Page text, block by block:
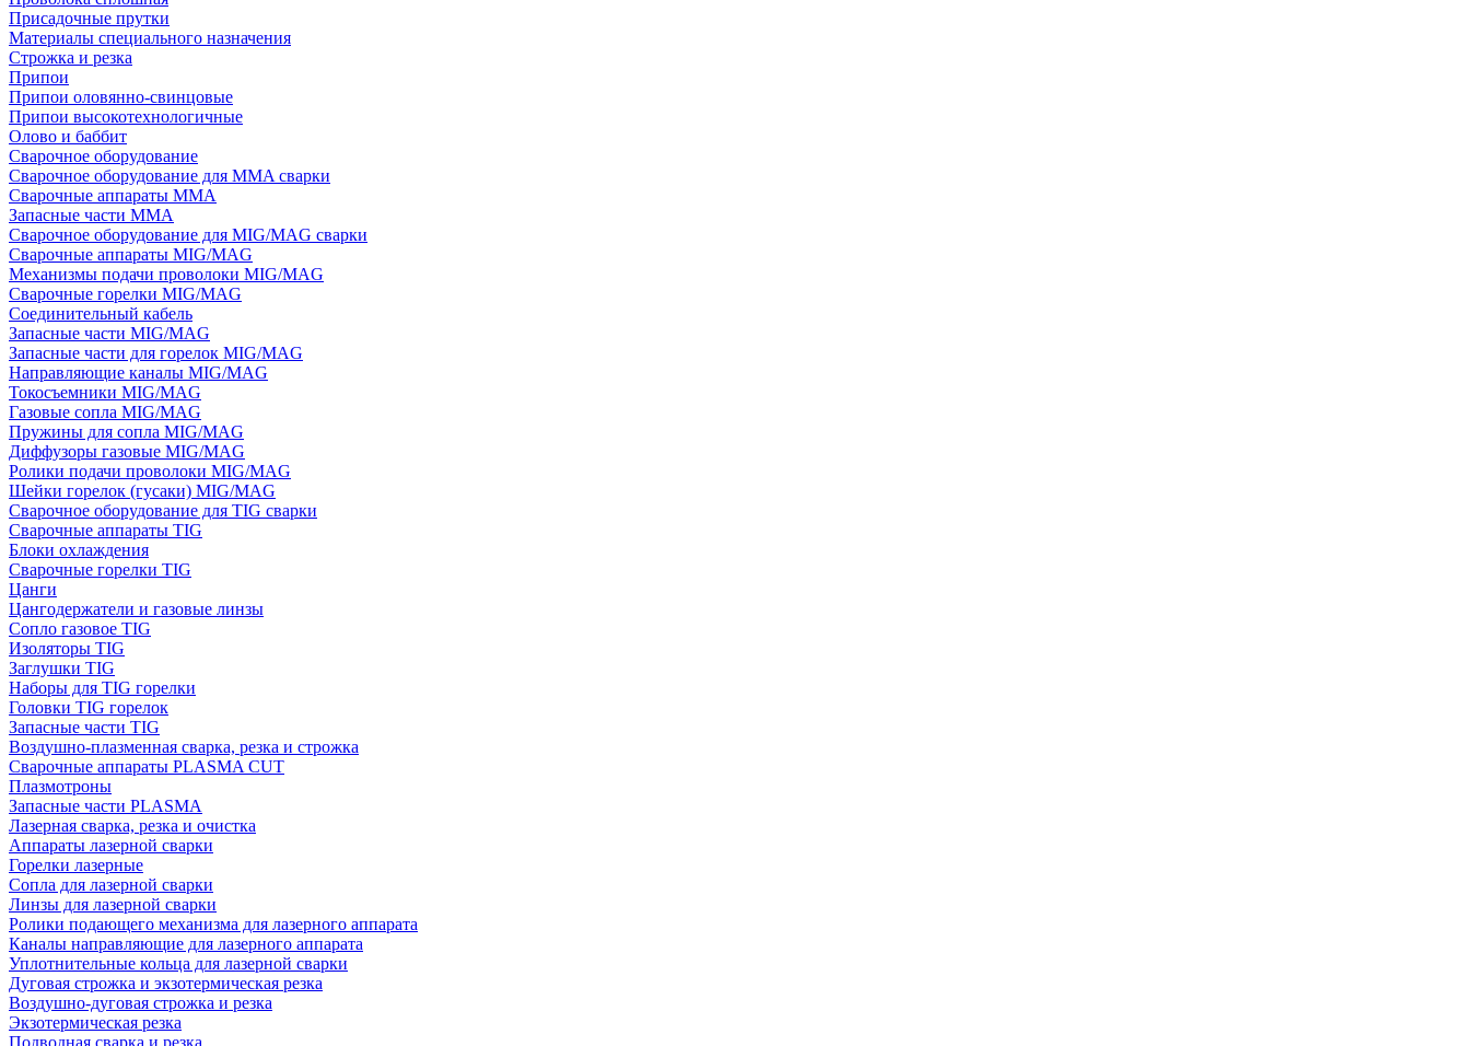
Присадочные прутки
Материалы специального назначения
Строжка и резка
Припои
Припои оловянно-свинцовые
Припои высокотехнологичные
Олово и баббит
Сварочное оборудование
Сварочное оборудование для MMA сварки
Сварочные аппараты MMA
Запасные части MMA
Сварочное оборудование для MIG/MAG сварки
Сварочные аппараты MIG/MAG
Механизмы подачи проволоки MIG/MAG
Сварочные горелки MIG/MAG
Соединительный кабель
Запасные части MIG/MAG
Запасные части для горелок MIG/MAG
Направляющие каналы MIG/MAG
Токосъемники MIG/MAG
Газовые сопла MIG/MAG
Пружины для сопла MIG/MAG
Диффузоры газовые MIG/MAG
Ролики подачи проволоки MIG/MAG
Шейки горелок (гусаки) MIG/MAG
Сварочное оборудование для TIG сварки
Сварочные аппараты TIG
Блоки охлаждения
Сварочные горелки TIG
Цанги
Цангодержатели и газовые линзы
Сопло газовое TIG
Изоляторы TIG
Заглушки TIG
Наборы для TIG горелки
Головки TIG горелок
Запасные части TIG
Воздушно-плазменная сварка, резка и строжка
Сварочные аппараты PLASMA CUT
Плазмотроны
Запасные части PLASMA
Лазерная сварка, резка и очистка
Аппараты лазерной сварки
Горелки лазерные
Сопла для лазерной сварки
Линзы для лазерной сварки
Ролики подающего механизма для лазерного аппарата
Каналы направляющие для лазерного аппарата
Уплотнительные кольца для лазерной сварки
Дуговая строжка и экзотермическая резка
Воздушно-дуговая строжка и резка
Экзотермическая резка
Подводная сварка и резка